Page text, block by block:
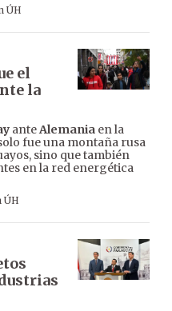
ÚH
el
la
anteAlemania en la
fue una montaña rusa
sino que también
en la red energética
ÚH